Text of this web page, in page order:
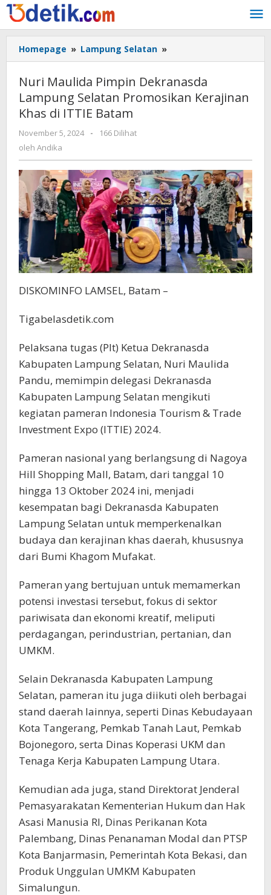
Lewati
ke
konten
Homepage » Lampung Selatan »
Maulida
Dekranasda
Lampung
di
ITTIE
Batam
Nuri Maulida Pimpin Dekranasda
Lampung Selatan Promosikan Kerajinan
Khas di ITTIE Batam
November 5, 2024
oleh
-
166 Dilihat
oleh Andika
DISKOMINFO LAMSEL, Batam –
Tigabelasdetik.com
Pelaksana tugas (Plt) Ketua Dekranasda
Kabupaten Lampung Selatan, Nuri Maulida
Pandu, memimpin delegasi Dekranasda
Kabupaten Lampung Selatan mengikuti
kegiatan pameran Indonesia Tourism & Trade
Investment Expo (ITTIE) 2024.
Pameran nasional yang berlangsung di Nagoya
Hill Shopping Mall, Batam, dari tanggal 10
hingga 13 Oktober 2024 ini, menjadi
kesempatan bagi Dekranasda Kabupaten
Lampung Selatan untuk memperkenalkan
budaya dan kerajinan khas daerah, khususnya
dari Bumi Khagom Mufakat.
Pameran yang bertujuan untuk memamerkan
potensi investasi tersebut, fokus di sektor
pariwisata dan ekonomi kreatif, meliputi
perdagangan, perindustrian, pertanian, dan
UMKM.
Selain Dekranasda Kabupaten Lampung
Selatan, pameran itu juga diikuti oleh berbagai
stand daerah lainnya, seperti Dinas Kebudayaan
Kota Tangerang, Pemkab Tanah Laut, Pemkab
Bojonegoro, serta Dinas Koperasi UKM dan
Tenaga Kerja Kabupaten Lampung Utara.
Kemudian ada juga, stand Direktorat Jenderal
Pemasyarakatan Kementerian Hukum dan Hak
Asasi Manusia RI, Dinas Perikanan Kota
Palembang, Dinas Penanaman Modal dan PTSP
Kota Banjarmasin, Pemerintah Kota Bekasi, dan
Produk Unggulan UMKM Kabupaten
Simalungun.